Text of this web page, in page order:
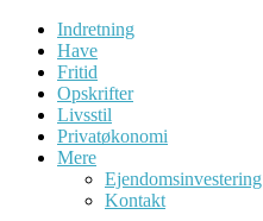
Indretning
Have
Fritid
Opskrifter
Livsstil
Privatøkonomi
Mere
Ejendomsinvestering
Kontakt